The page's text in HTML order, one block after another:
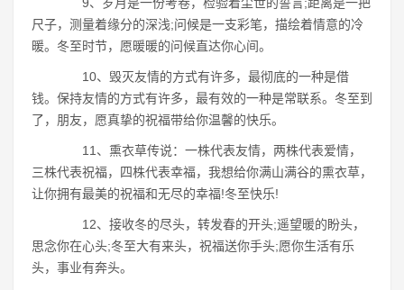
尺子，测量着缘分的深浅;问候是一支彩笔，描绘着情意的冷
暖。冬至时节，愿暖暖的问候直达你心间。
10、毁灭友情的方式有许多，最彻底的一种是借
钱。保持友情的方式有许多，最有效的一种是常联系。冬至到
了，朋友，愿真挚的祝福带给你温馨的快乐。
11、熏衣草传说：一株代表友情，两株代表爱情，
三株代表祝福，四株代表幸福，我想给你满山满谷的熏衣草，
让你拥有最美的祝福和无尽的幸福!冬至快乐!
12、接收冬的尽头，转发春的开头;遥望暖的盼头，
思念你在心头;冬至大有来头，祝福送你手头;愿你生活有乐
头，事业有奔头。